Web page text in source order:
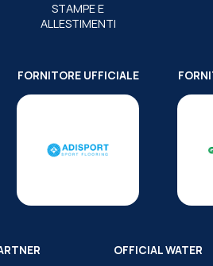
STAMPE E
ALLESTIMENTI
FORNITORE UFFICIALE
OFFICIAL WATER